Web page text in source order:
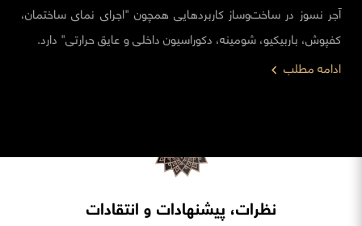
آجر نسوز در ساخت‌وساز کاربردهایی همچون "اجرای نمای ساختمان،
کفپوش، باربیکیو، شومینه، دکوراسیون داخلی و عایق حرارتی" دارد.
ادامه مطلب
نظرات، پیشنهادات و انتقادات